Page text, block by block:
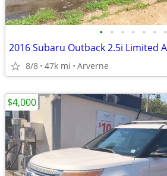
• • • • • • •
8/8 47k mi Arverne
$4,000